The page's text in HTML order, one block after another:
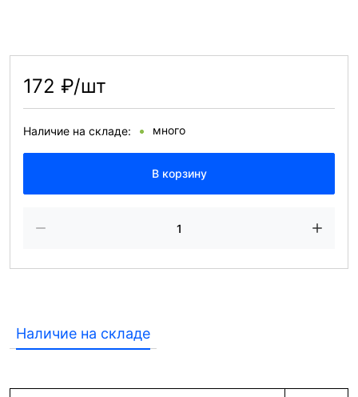
172 ₽/шт
Наличие на складе: много
В корзину
Наличие на складе